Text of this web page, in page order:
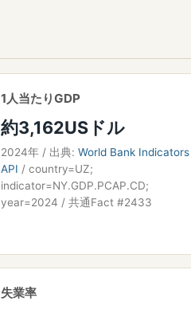
1人当たりGDP
約3,162USドル
2024年 / 出典: World Bank Indicators
API / country=UZ;
indicator=NY.GDP.PCAP.CD;
year=2024 / 共通Fact #2433
失業率